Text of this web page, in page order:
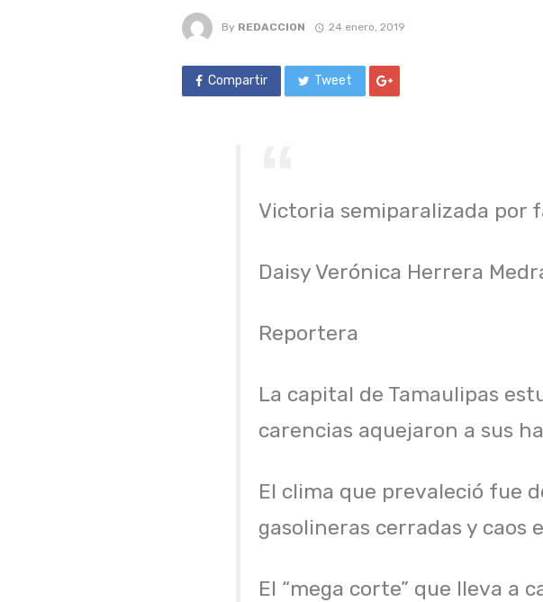
By REDACCION 24 enero, 2019
Compartir Tweet
Victoria semiparalizada por
Daisy Verónica Herrera
Reportera
La capital de Tamaulipas
carencias aquejaron a sus
El clima que prevaleció fue
gasolineras cerradas y caos
El “mega corte” que lleva a